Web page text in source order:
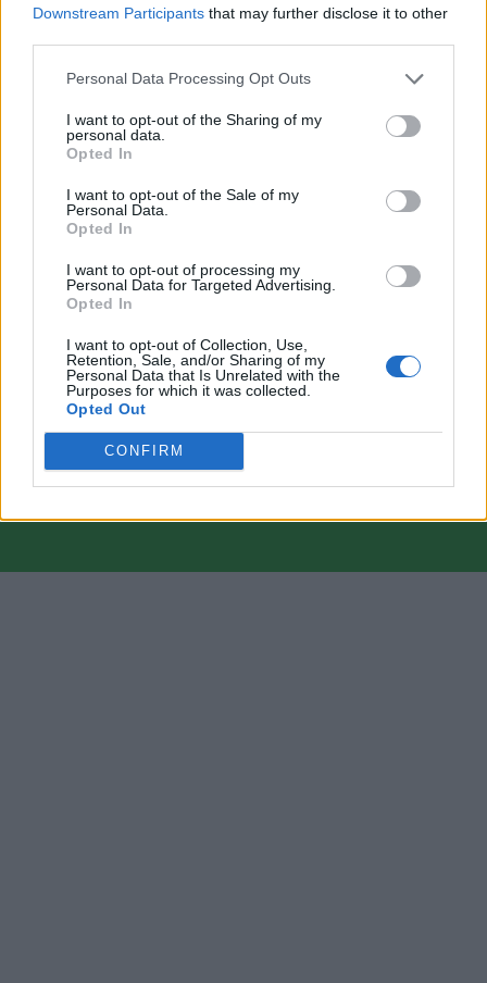
Downstream Participants that may further disclose it to other
Personal Data Processing Opt Outs
I want to opt-out of the Sharing of my
personal data.
Opted In
I want to opt-out of the Sale of my
Personal Data.
Opted In
I want to opt-out of processing my
Personal Data for Targeted Advertising.
Opted In
I want to opt-out of Collection, Use,
Retention, Sale, and/or Sharing of my
Personal Data that Is Unrelated with the
Purposes for which it was collected.
Opted Out
CONFIRM
VAI ALLA VERSIONE CLASSICA
Alcune foto (screenshot) ed articoli presenti su "Calciomercato Magazine" sono in parte
giunti da internet, in quanto arrivati alla nostra attenzione attraverso regolari
comunicati stampa con immagini e testi allegati ed autorizzati alla pubblicazione, e
quindi valutati di pubblico dominio. Se i soggetti o gli autori avessero qualcosa in
contrario alla pubblicazione, non avranno che da segnalarlo alla redazione (indirizzo
redazione@napolimagazine.com
"Calciomercato Magazine" non è una testata giornalistica, ma un sito di informazione di
proprietà di Napoli Magazine.